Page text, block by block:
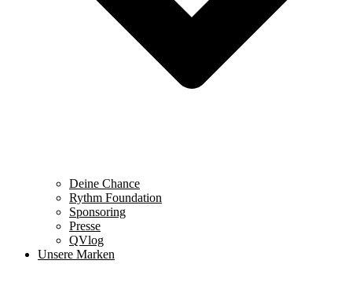
Deine Chance
Rythm Foundation
Sponsoring
Presse
QVlog
Unsere Marken